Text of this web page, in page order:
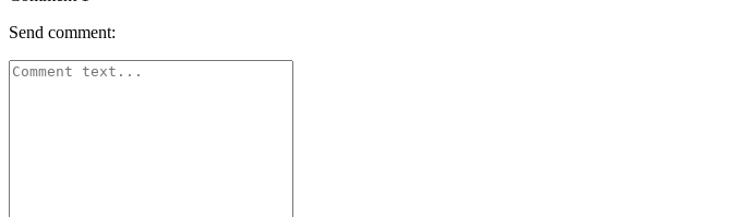
Send comment: